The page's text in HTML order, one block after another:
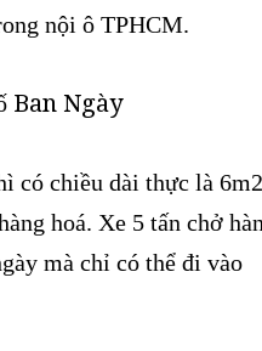
nội ô TPHCM.
có chiều dài thực là 6m2
hoá. Xe 5 tấn chở
mà chỉ có thể đi vào